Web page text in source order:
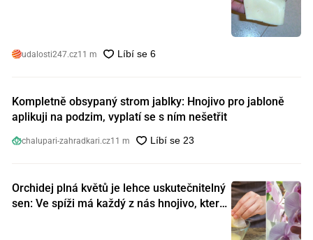
udalosti247.cz11 m
Kompletně obsypaný strom jablky: Hnojivo pro jabloně
aplikuji na podzim, vyplatí se s ním nešetřit
chalupari-zahradkari.cz11 m
Orchidej plná květů je lehce uskutečnitelný
sen: Ve spíži má každý z nás hnojivo, které